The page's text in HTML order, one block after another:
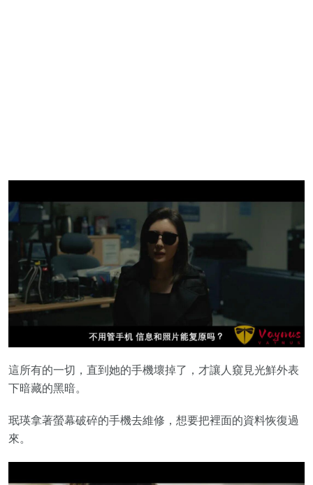
這所有的一切，直到她的手機壞掉了，才讓人窺見光鮮外表
下暗藏的黑暗。
珉瑛拿著螢幕破碎的手機去維修，想要把裡面的資料恢復過
來。